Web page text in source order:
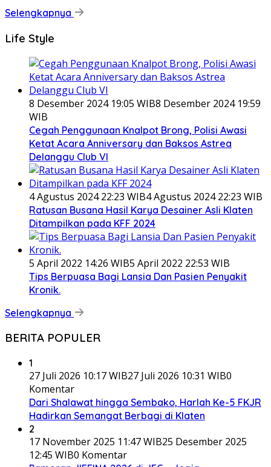
Selengkapnya
Life Style
8 Desember 2024 19:05 WIB8 Desember 2024 19:59
WIB
Cegah Penggunaan Knalpot Brong, Polisi Awasi
Ketat Acara Anniversary dan Baksos Astrea
Delanggu Club VI
4 Agustus 2024 22:23 WIB4 Agustus 2024 22:23 WIB
Ratusan Busana Hasil Karya Desainer Asli Klaten
Ditampilkan pada KFF 2024
5 April 2022 14:26 WIB5 April 2022 22:53 WIB
Tips Berpuasa Bagi Lansia Dan Pasien Penyakit
Kronik.
Selengkapnya
BERITA POPULER
1
27 Juli 2026 10:17 WIB27 Juli 2026 10:31 WIB0
Komentar
Dari Shalawat hingga Sembako, Harlah Ke-5 FKJR
Hadirkan Semangat Berbagi di Klaten
2
17 November 2025 11:47 WIB25 Desember 2025
12:45 WIB0 Komentar